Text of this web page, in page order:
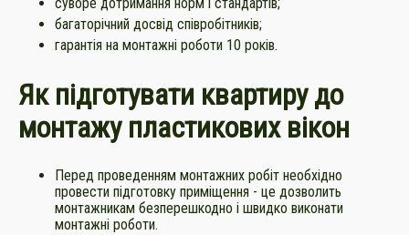
багаторічний досвід співробітників;
гарантія на монтажні роботи 10 років.
Як підготувати квартиру до
монтажу пластикових вікон
Перед проведенням монтажних робіт необхідно
провести підготовку приміщення - це дозволить
монтажникам безперешкодно і швидко виконати
монтажні роботи.